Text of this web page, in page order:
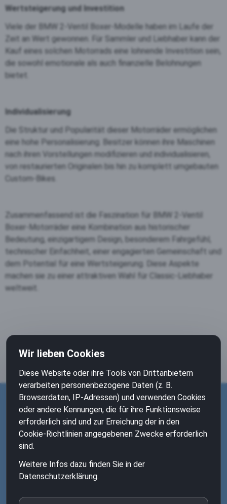
Wertsteigerung und Investition
Viele der BMW 2-Ventil Boxer-Modelle haben im Laufe der
Zeit an Wert gewonnen. Für Sammler und Liebhaber kann der
Kauf eines solchen Motorrads eine lohnende Investition sein,
die sowohl emotionale als auch finanzielle Belohnungen
bietet.
Individualisierung
Die Struktur und Popularität dieser Motorräder ermöglichen
eine hohe Personalisierung. Besitzer können ihre Maschinen
nach ihren Vorstellungen modifizieren und individualisieren,
von restaurierten Originalen bis hin zu komplett umgebauten
Custom-Bikes.
Zusammenfassend ist die Faszination für BMW 2-Ventil
Boxer-Motorräder eine Kombination aus historischer
Bedeutung, einzigartigem Design, besonderem Fahrgefühl,
technischer Einfachheit, einer engagierten Gemeinschaft und
dem Potential für eine Wertsteigerung. Diese Aspekte
machen sie zu einer attraktiven Wahl für Classic-Liebhaber
weltweit.
2-Ventil-Boxer.de|Impressum|Datenschutz|
Haftungsausschluss |Widerruf|Powered by
digimedia.online |
Bei einigen unserer Links handelt es sich um Affiliate-
Wir lieben Cookies
Diese Website oder ihre Tools von Drittanbietern
verarbeiten personenbezogene Daten (z. B.
Browserdaten, IP-Adressen) und verwenden Cookies
oder andere Kennungen, die für ihre Funktionsweise
erforderlich sind und zur Erreichung der in den
Cookie-Richtlinien angegebenen Zwecke erforderlich
sind.
Weitere Infos dazu finden Sie in der
Datenschutzerklärung.